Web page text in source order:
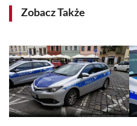
Zobacz Także